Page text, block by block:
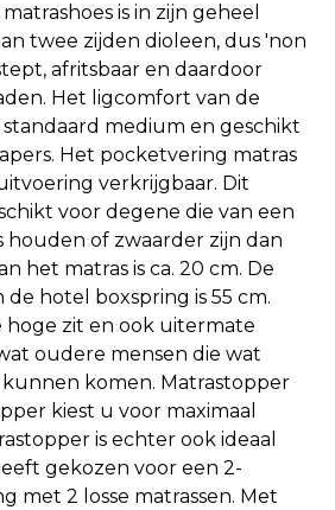
is in zijn geheel
twee zijden dioleen, dus 'non
afritsbaar en daardoor
Het ligcomfort van de
medium en geschikt
Het pocketvering matras
verkrijgbaar. Dit
voor degene die van een
houden of zwaarder zijn dan
het matras is ca. 20 cm. De
hotel boxspring is 55 cm.
hoge zit en ook uitermate
oudere mensen die wat
komen. Matrastopper
kiest u voor maximaal
is echter ook ideaal
gekozen voor een 2-
met 2 losse matrassen. Met